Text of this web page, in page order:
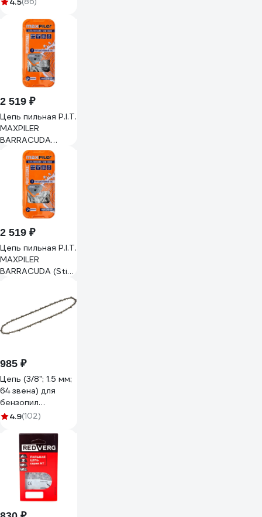
2 519 ₽
Цепь пильная P.I.T.
MAXPILER
BARRACUDA
(Partner.Poulan.Champion
137.142.240 16,
тверд.зуб) MXHP-
1,3-56-3/8
2 519 ₽
Цепь пильная P.I.T.
MAXPILER
BARRACUDA (Stihl
мет. кор MXHP-
1,3-55-3/8
985 ₽
Цепь (3/8"; 1.5 мм;
64 звена) для
бензопил
CHAMPION C058-
4.9(102)